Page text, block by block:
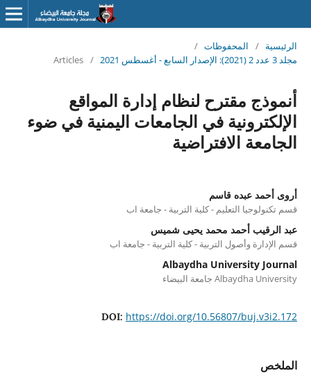
الرئيسية / المحفوظات /
مجلد 3 عدد 2 (2021): الإصدار السابع - أغسطس 2021
/
Articles
أنموذج مقترح لنظام إدارة المواقع
الإلكترونية في الجامعات اليمنية في ضوء
الجامعة الافتراضية
أروى أحمد عبده قاسم
قسم تكنولوجيا التعليم - كلية التربية - جامعة اب
عبد الرقيب أحمد محمد يحيى شميس
قسم الإدارة وأصول التربية - كلية التربية - جامعة اب
Albaydha University Journal
Albaydha University جامعة البيضاء
DOI: https://doi.org/10.56807/buj.v3i2.172
الملخص